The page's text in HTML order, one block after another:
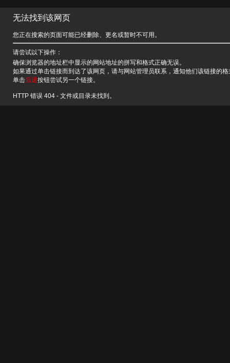
无法找到该网页
您正在搜索的页面可能已经删除、更名或暂时不可用。
请尝试以下操作：
确保浏览器的地址栏中显示的网站地址的拼写和格式正确无误。
如果通过单击链接而到达了该网页，请与网站管理员联系，通知他们该链接的
单击后退按钮尝试另一个链接。
HTTP 错误 404 - 文件或目录未找到。